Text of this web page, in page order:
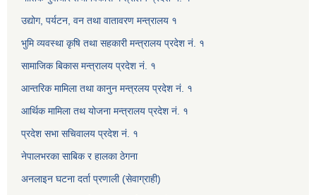
उद्योग, पर्यटन, वन तथा वातावरण मन्त्रालय १
भुमि व्यवस्था कृषि तथा सहकारी मन्त्रालय प्रदेश नं. १
सामाजिक बिकास मन्त्रालय प्रदेश नं. १
आन्तरिक मामिला तथा कानुन मन्त्रलय प्रदेश नं. १
आर्थिक मामिला तथ योजना मन्त्रालय प्रदेश नं. १
प्रदेश सभा सचिवालय प्रदेश नं. १
नेपालभरका साबिक र हालका ठेगना
अनलाइन घटना दर्ता प्रणाली (सेवाग्राही)